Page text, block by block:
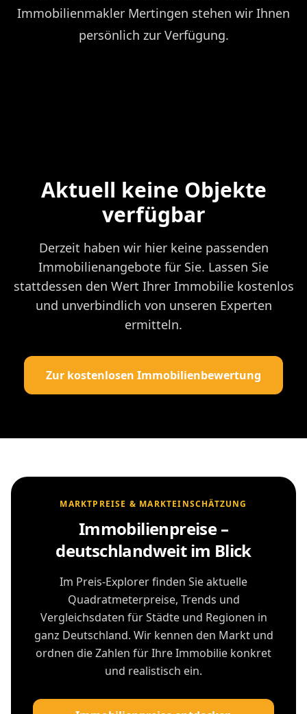
Immobilienmakler Mertingen stehen wir Ihnen
persönlich zur Verfügung.
Aktuell keine Objekte
verfügbar
Derzeit haben wir hier keine passenden
Immobilienangebote für Sie. Lassen Sie
stattdessen den Wert Ihrer Immobilie kostenlos
und unverbindlich von unseren Experten
ermitteln.
Zur kostenlosen Immobilienbewertung
MARKTPREISE & MARKTEINSCHÄTZUNG
Immobilienpreise –
deutschlandweit im Blick
Im Preis-Explorer finden Sie aktuelle
Quadratmeterpreise, Trends und
Vergleichsdaten für Städte und Regionen in
ganz Deutschland. Wir kennen den Markt und
ordnen die Zahlen für Ihre Immobilie konkret
und realistisch ein.